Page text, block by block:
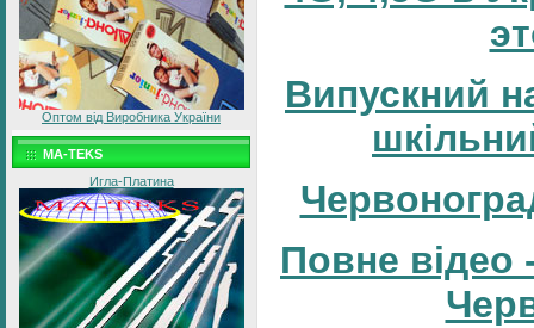
Оптом від Виробника України
MA-TEKS
Игла-Платина
Випускний
Повне відео